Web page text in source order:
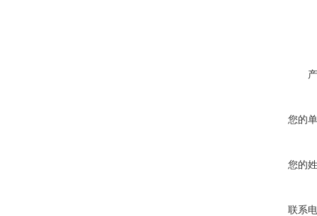
您的
您的
联系